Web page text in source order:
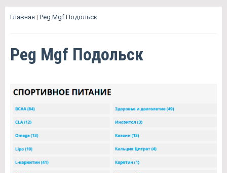
Главная | Peg Mgf Подольск
Peg Mgf Подольск